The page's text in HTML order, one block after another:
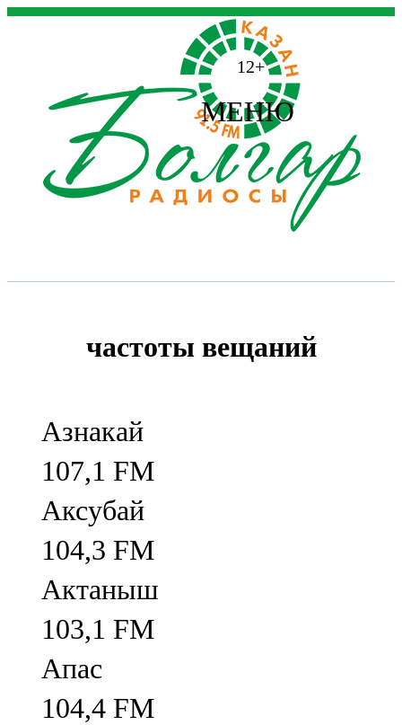
12+
МЕНЮ
частоты вещаний
Азнакай
107,1 FM
Аксубай
104,3 FM
Актаныш
103,1 FM
Апас
104,4 FM